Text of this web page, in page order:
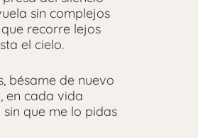
sin complejos
recorre lejos
el cielo.
bésame de nuevo
en cada vida
que me lo pidas